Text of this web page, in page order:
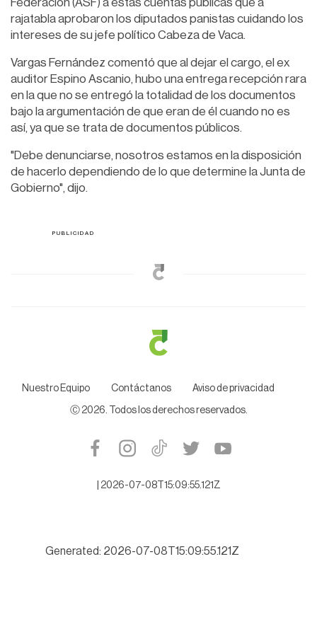
Federación (ASF) a estas cuentas públicas que a
rajatabla aprobaron los diputados panistas cuidando los
intereses de su jefe político Cabeza de Vaca.
Vargas Fernández comentó que al dejar el cargo, el ex
auditor Espino Ascanio, hubo una entrega recepción rara
en la que no se entregó la totalidad de los documentos
bajo la argumentación de que eran de él cuando no es
así, ya que se trata de documentos públicos.
"Debe denunciarse, nosotros estamos en la disposición
de hacerlo dependiendo de lo que determine la Junta de
Gobierno", dijo.
Nuestro Equipo Contáctanos Aviso de privacidad
Ⓒ 2026. Todos los derechos reservados.
2026-07-08T15:09:55.121Z
Generated: 2026-07-08T15:09:55.121Z